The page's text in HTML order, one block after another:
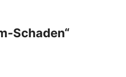
Schaden“